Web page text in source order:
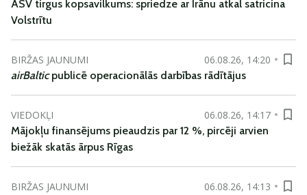
ASV tirgus kopsavilkums: spriedze ar Irānu atkal satricina
Volstrītu
BIRŽAS JAUNUMI
06.08.26, 14:20
airBalticpublicē operacionālās darbības rādītājus
VIEDOKĻI
06.08.26, 14:17
Mājokļu finansējums pieaudzis par 12 %, pircēji arvien
biežāk skatās ārpus Rīgas
BIRŽAS JAUNUMI
06.08.26, 14:13